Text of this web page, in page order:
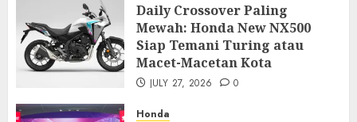
Daily Crossover Paling
Mewah: Honda New NX500
Siap Temani Turing atau
Macet-Macetan Kota
JULY 27, 2026 0
Honda